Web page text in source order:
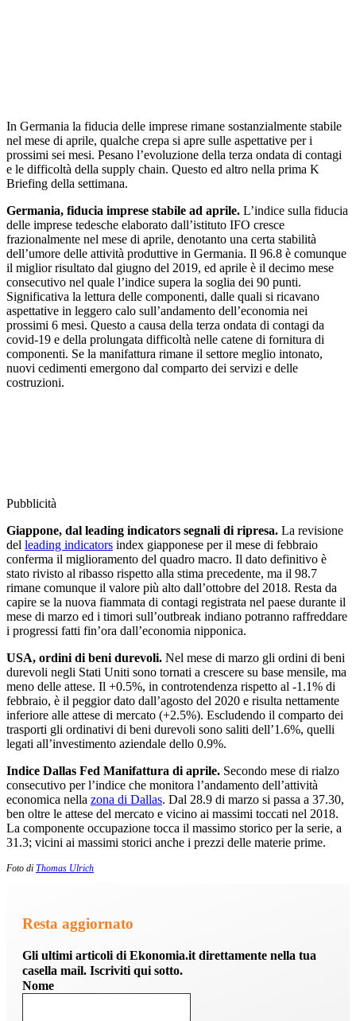
In Germania la fiducia delle imprese rimane sostanzialmente stabile
nel mese di aprile, qualche crepa si apre sulle aspettative per i
prossimi sei mesi. Pesano l’evoluzione della terza ondata di contagi
e le difficoltà della supply chain. Questo ed altro nella prima K
Briefing della settimana.
Germania, fiducia imprese stabile ad aprile. L’indice sulla fiducia
delle imprese tedesche elaborato dall’istituto IFO cresce
frazionalmente nel mese di aprile, denotanto una certa stabilità
dell’umore delle attività produttive in Germania. Il 96.8 è comunque
il miglior risultato dal giugno del 2019, ed aprile è il decimo mese
consecutivo nel quale l’indice supera la soglia dei 90 punti.
Significativa la lettura delle componenti, dalle quali si ricavano
aspettative in leggero calo sull’andamento dell’economia nei
prossimi 6 mesi. Questo a causa della terza ondata di contagi da
covid-19 e della prolungata difficoltà nelle catene di fornitura di
componenti. Se la manifattura rimane il settore meglio intonato,
nuovi cedimenti emergono dal comparto dei servizi e delle
costruzioni.
Pubblicità
Giappone, dal leading indicators segnali di ripresa. La revisione
del leading indicators index giapponese per il mese di febbraio
conferma il miglioramento del quadro macro. Il dato definitivo è
stato rivisto al ribasso rispetto alla stima precedente, ma il 98.7
rimane comunque il valore più alto dall’ottobre del 2018. Resta da
capire se la nuova fiammata di contagi registrata nel paese durante il
mese di marzo ed i timori sull’outbreak indiano potranno raffreddare
i progressi fatti fin’ora dall’economia nipponica.
USA, ordini di beni durevoli. Nel mese di marzo gli ordini di beni
durevoli negli Stati Uniti sono tornati a crescere su base mensile, ma
meno delle attese. Il +0.5%, in controtendenza rispetto al -1.1% di
febbraio, è il peggior dato dall’agosto del 2020 e risulta nettamente
inferiore alle attese di mercato (+2.5%). Escludendo il comparto dei
trasporti gli ordinativi di beni durevoli sono saliti dell’1.6%, quelli
legati all’investimento aziendale dello 0.9%.
Indice Dallas Fed Manifattura di aprile. Secondo mese di rialzo
consecutivo per l’indice che monitora l’andamento dell’attività
economica nella zona di Dallas. Dal 28.9 di marzo si passa a 37.30,
ben oltre le attese del mercato e vicino ai massimi toccati nel 2018.
La componente occupazione tocca il massimo storico per la serie, a
31.3; vicini ai massimi storici anche i prezzi delle materie prime.
Foto di Thomas Ulrich
Resta aggiornato
Gli ultimi articoli di Ekonomia.it direttamente nella tua
casella mail. Iscriviti qui sotto.
Nome